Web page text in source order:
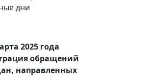
дни
2025 года
обращений
направленных